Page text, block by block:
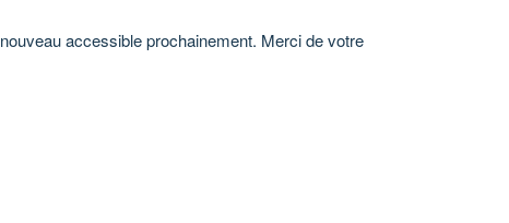
accessible prochainement. Merci de votre